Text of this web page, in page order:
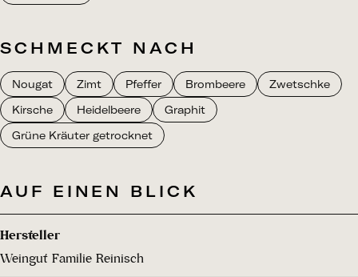
SCHMECKT NACH
Nougat Zimt Pfeffer Brombeere
Zwetschke
Kirsche
Heidelbeere
Graphit
Grüne Kräuter getrocknet
AUF EINEN BLICK
Hersteller
Weingut Familie Reinisch